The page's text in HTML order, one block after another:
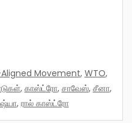
Movement, WTO,
, காஸ்ட்ரோ, சாவேஸ், சீனா,
, ரால் காஸ்ட்ரோ